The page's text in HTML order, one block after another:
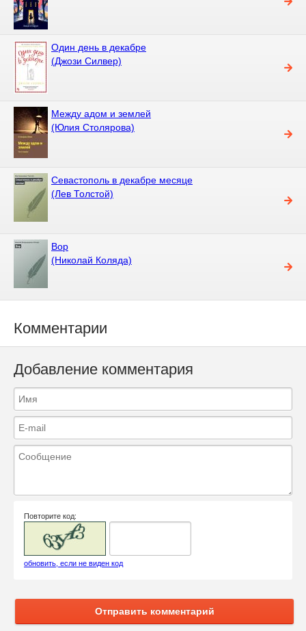
Один день в декабре
(Джози Силвер)
Между адом и землей
(Юлия Столярова)
Севастополь в декабре месяце
(Лев Толстой)
Вор
(Николай Коляда)
Комментарии
Добавление комментария
Повторите код:
обновить, если не виден код
Отправить комментарий